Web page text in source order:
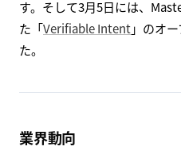
す。そして3月5日には、
た「Verifiable Intent」のオ
た。
業界動向